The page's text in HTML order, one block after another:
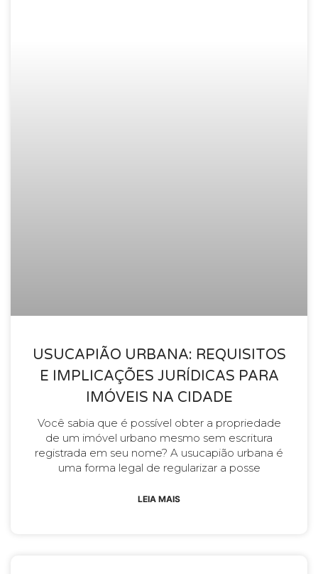
USUCAPIÃO URBANA: REQUISITOS
E IMPLICAÇÕES JURÍDICAS PARA
IMÓVEIS NA CIDADE
Você sabia que é possível obter a propriedade
de um imóvel urbano mesmo sem escritura
registrada em seu nome? A usucapião urbana é
uma forma legal de regularizar a posse
LEIA MAIS